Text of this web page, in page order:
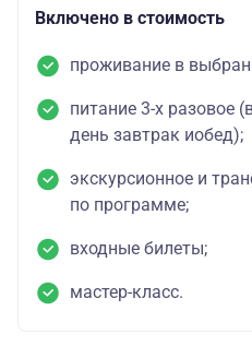
Включено в стоимость
проживание в
питание 3-х разовое
день завтрак иобед);
экскурсионное и
по программе;
входные билеты;
мастер-класс.